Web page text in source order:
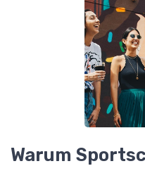
Warum